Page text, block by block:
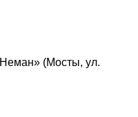
(Мосты, ул.